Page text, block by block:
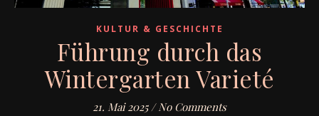
KULTUR & GESCHICHTE
Führung durch das
Wintergarten Varieté
21. Mai 2025 / No Comments